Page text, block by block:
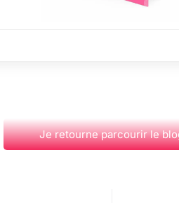
Je retourne parcourir le